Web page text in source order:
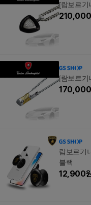
[람보르기
210,000
[람보르기
170,000
람보르기
블랙
12,900